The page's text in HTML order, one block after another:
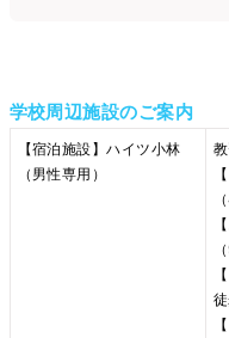
学校周辺施設のご案内
【宿泊施設】ハイツ小林
（男性専用）